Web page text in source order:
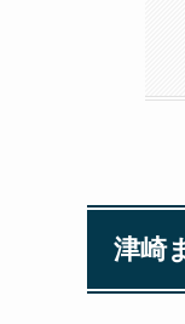
津崎